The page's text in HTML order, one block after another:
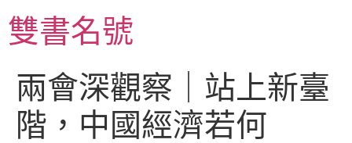
至
主雙書名號
兩會深觀察｜站上新臺
階，中國經濟若何